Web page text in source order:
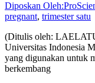
Diposkan
pregnant, trimester satu
(Ditulis oleh:
Universitas Indonesia
yang digunakan untuk
berkembang